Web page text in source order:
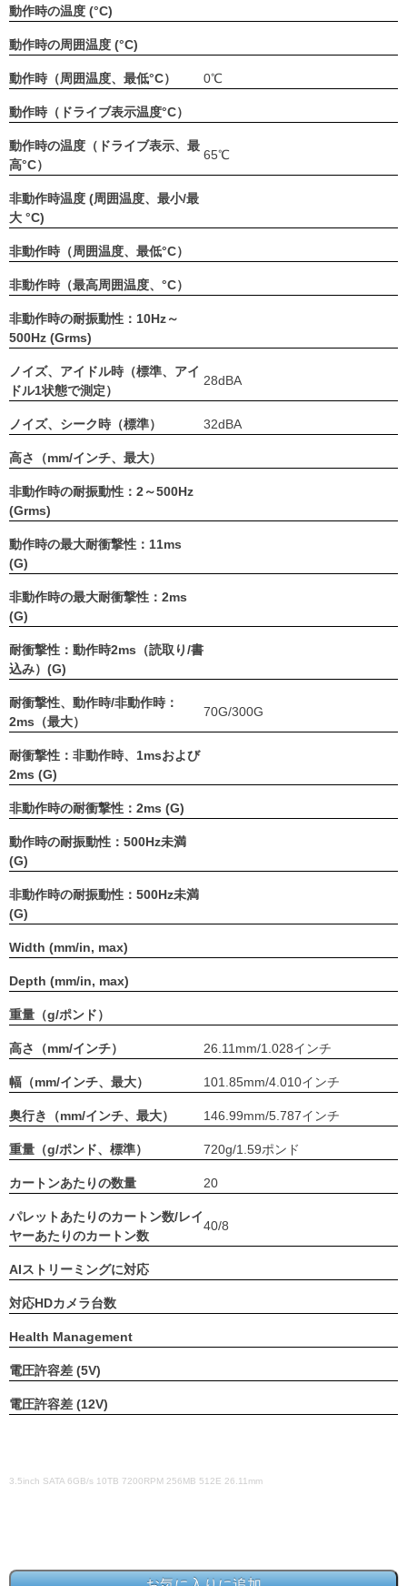
動作時の温度 (°C)
動作時の周囲温度 (°C)
動作時（周囲温度、最低°C） 0℃
動作時（ドライブ表示温度°C）
動作時の温度（ドライブ表示、最
高°C）
65℃
非動作時温度 (周囲温度、最小/最
大 °C)
非動作時（周囲温度、最低°C）
非動作時（最高周囲温度、°C）
非動作時の耐振動性：10Hz～
500Hz (Grms)
ノイズ、アイドル時（標準、アイ
ドル1状態で測定）
28dBA
ノイズ、シーク時（標準） 32dBA
高さ（mm/インチ、最大）
非動作時の耐振動性：2～500Hz
(Grms)
動作時の最大耐衝撃性：11ms
(G)
非動作時の最大耐衝撃性：2ms
(G)
耐衝撃性：動作時2ms（読取り/書
込み）(G)
耐衝撃性、動作時/非動作時：
2ms（最大）
70G/300G
耐衝撃性：非動作時、1msおよび
2ms (G)
非動作時の耐衝撃性：2ms (G)
動作時の耐振動性：500Hz未満
(G)
非動作時の耐振動性：500Hz未満
(G)
Width (mm/in, max)
Depth (mm/in, max)
重量（g/ポンド）
高さ（mm/インチ） 26.11mm/1.028インチ
幅（mm/インチ、最大） 101.85mm/4.010インチ
奥行き（mm/インチ、最大） 146.99mm/5.787インチ
重量（g/ポンド、標準） 720g/1.59ポンド
カートンあたりの数量 20
パレットあたりのカートン数/レイ
ヤーあたりのカートン数
40/8
AIストリーミングに対応
対応HDカメラ台数
Health Management
電圧許容差 (5V)
電圧許容差 (12V)
3.5inch SATA 6GB/s 10TB 7200RPM 256MB 512E 26.11mm